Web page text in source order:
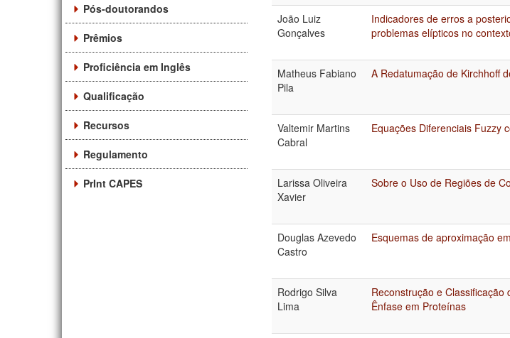
Pós-doutorandos
Prêmios
Proficiência em Inglês
Qualificação
Recursos
Regulamento
PrInt CAPES
João Luiz
Gonçalves
Indicadores de erros a
problemas elípticos no
Matheus Fabiano
Pila
A Redatumação de Kirchhoff
Valtemir Martins
Cabral
Equações Diferenciais Fuzzy
Larissa Oliveira
Xavier
Sobre o Uso de Regiões de
Douglas Azevedo
Castro
Esquemas de aproximação
Rodrigo Silva
Lima
Reconstrução e
Ênfase em Proteínas